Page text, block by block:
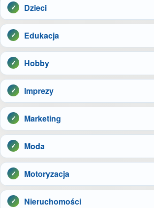
Dzieci
Edukacja
Hobby
Imprezy
Marketing
Moda
Motoryzacja
Nieruchomości